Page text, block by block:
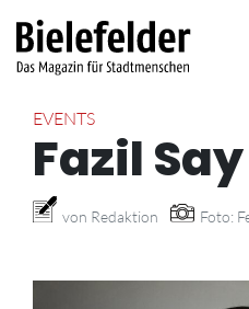
EVENTS
Fazil Say
von Redaktion Foto: